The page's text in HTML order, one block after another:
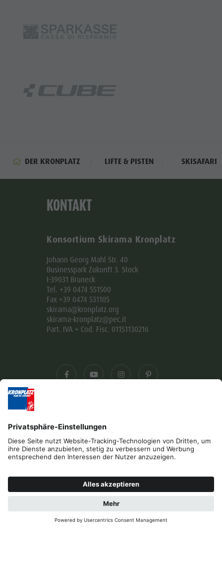
DER KRONPLATZ LIFTE & PISTEN SKISAFARI
KONTAKT
Konsortium Skirama Kronplatz
Johann Georg Mahl Str. 40
Businesspark Zukunft 3. Stock
I-39031 Bruneck
Tel. +39 0474 551500
Fax +39 0474 531105
skirama@kronplatz.org
skirama-kronplatz@pec.it
Part. IVA + Cod. Fisc. 01151130216